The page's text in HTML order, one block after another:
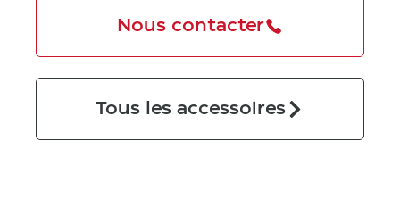
Nous contacter
Tous les accessoires